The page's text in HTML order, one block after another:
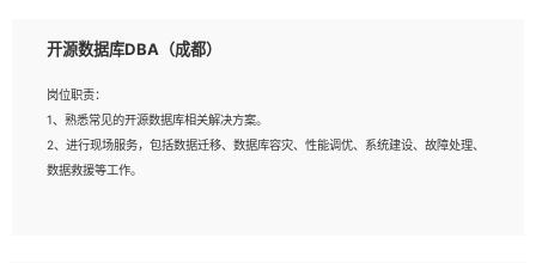
1、专科及以上学历，三年以上工作经验，计算机等相关专业；
3、熟悉常见操作系统、存储、网络、 IO 等相关原理；
4、具有迁移工具实操经验，具备P2V、V2V迁移能力；
5、熟练华为、VMware虚拟化、云计算及云存储技术；
6、熟悉主流数据库、应用服务器、中间件部署架构和运维方法；
开源数据库DBA（成都）
岗位职责：
1、熟悉常见的开源数据库相关解决方案。
2、进行现场服务，包括数据迁移、数据库容灾、性能调优、系统建设、故障处理、
数据救援等工作。